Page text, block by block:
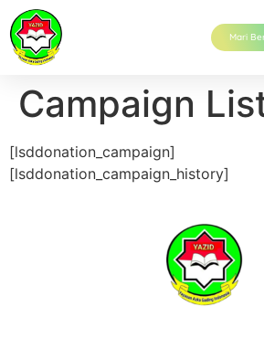
Mari
Campaign
[lsddonation_campaign]
[lsddonation_campaign_history]